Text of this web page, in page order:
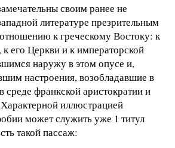
своим ранее не
литературе презрительным
к греческому Востоку: к
его Церкви и к императорской
наружу в этом опусе и,
настроения, возобладавшие в
среде франкской аристократии и
иллюстрацией
может служить уже 1 титул
такой пассаж: